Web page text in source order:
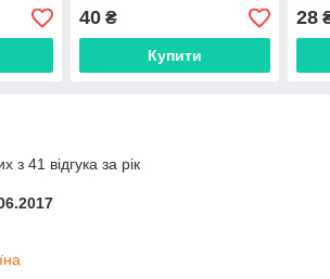
40₴
Купити
28
з 41 відгука за рік